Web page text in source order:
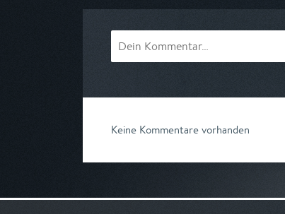
Keine Kommentare vorhanden